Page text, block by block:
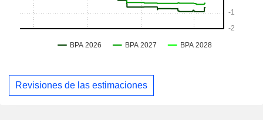
Revisiones de las estimaciones